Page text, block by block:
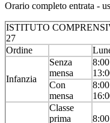
Orario completo entrata -
ISTITUTO
27
Ordine
Infanzia
Senza
mensa
Con
mensa
Classe
prima